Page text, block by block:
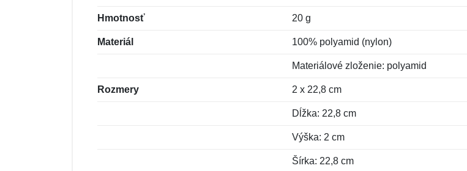
Hmotnosť 20 g
Materiál 100% polyamid (nylon)
Materiálové zloženie: polyamid
Rozmery 2 x 22,8 cm
Dĺžka: 22,8 cm
Výška: 2 cm
Šírka: 22,8 cm